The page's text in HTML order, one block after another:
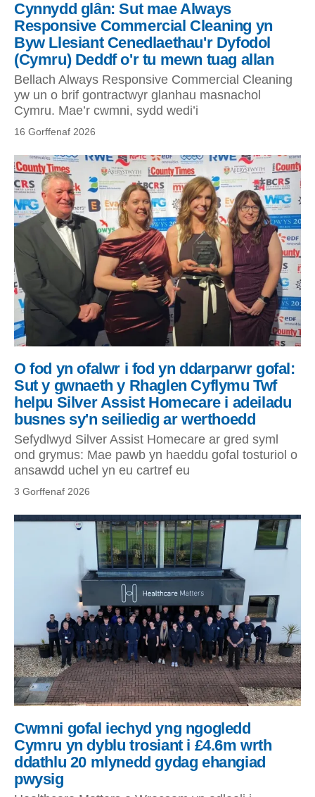
Cynnydd glân: Sut mae Always
Responsive Commercial Cleaning yn
Byw Llesiant Cenedlaethau'r Dyfodol
(Cymru) Deddf o'r tu mewn tuag allan
16 Gorffenaf 2026
Bellach Always Responsive Commercial Cleaning
yw un o brif gontractwyr glanhau masnachol
Cymru. Mae’r cwmni, sydd wedi’i
O fod yn ofalwr i fod yn ddarparwr gofal:
Sut y gwnaeth y Rhaglen Cyflymu Twf
helpu Silver Assist Homecare i adeiladu
busnes sy'n seiliedig ar werthoedd
3 Gorffenaf 2026
Sefydlwyd Silver Assist Homecare ar gred syml
ond grymus: Mae pawb yn haeddu gofal tosturiol o
ansawdd uchel yn eu cartref eu
Cwmni gofal iechyd yng ngogledd
Cymru yn dyblu trosiant i £4.6m wrth
ddathlu 20 mlynedd gydag ehangiad
pwysig